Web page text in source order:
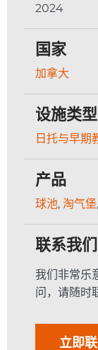
2024
国家
加拿大
设施类型
日托与早期
产品
球池, 淘气堡,
联系我们
我们非常乐
问，请随时
立即